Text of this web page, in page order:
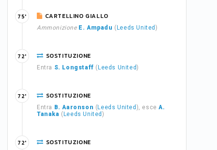
CARTELLINO GIALLO
Ammonizione E. Ampadu ( Leeds United)
75'
SOSTITUZIONE
Entra S. Longstaff ( Leeds United)
72'
SOSTITUZIONE
Entra B. Aaronson ( Leeds United ), esceA.
Tanaka ( Leeds United)
72'
SOSTITUZIONE
72'